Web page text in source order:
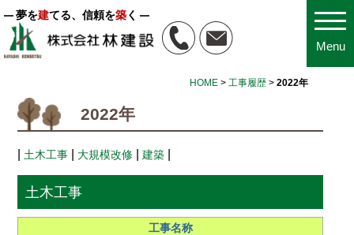
Menu
夢を建てる、信頼を築く
HOME >工事履歴 >2022年
2022年
土木工事 大規模改修 |建築
土木工事
工事名称